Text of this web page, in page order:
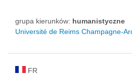
grupa kierunków: humanistyczne
Université de Reims Champagne-
FR